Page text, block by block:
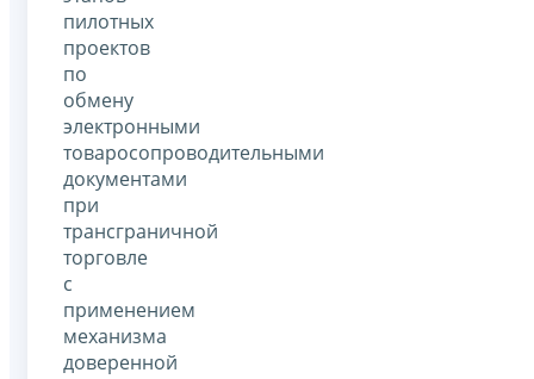
пилотных
проектов
по
обмену
электронными
товаросопроводительными
документами
при
трансграничной
торговле
с
применением
механизма
доверенной